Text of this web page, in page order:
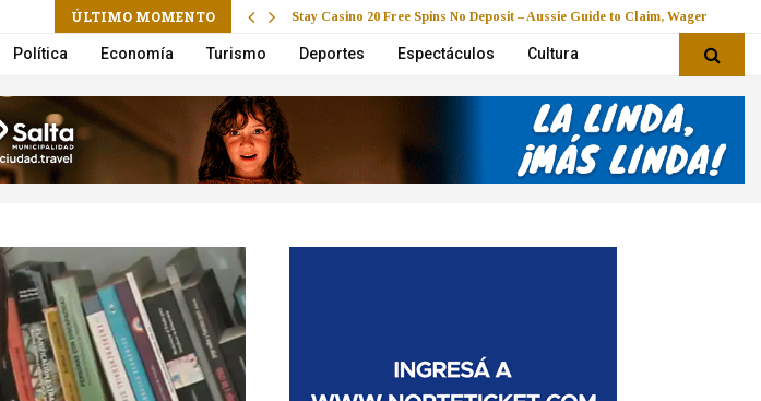
ÚLTIMO MOMENTO Stay Casino 20 Free Spins No Deposit – Aussie Guide to Claim, Wager & Play
Política Economía Turismo Deportes Espectáculos Cultura